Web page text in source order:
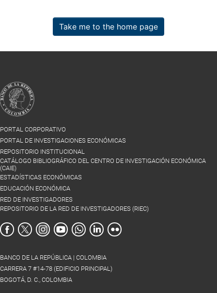
Take me to the home page
PORTAL CORPORATIVO
PORTAL DE INVESTIGACIONES ECONÓMICAS
REPOSITORIO INSTITUCIONAL
CATÁLOGO BIBLIOGRÁFICO DEL CENTRO DE INVESTIGACIÓN ECONÓMICA
(CAIE)
ESTADÍSTICAS ECONÓMICAS
EDUCACIÓN ECONÓMICA
RED DE INVESTIGADORES
REPOSITORIO DE LA RED DE INVESTIGADORES (RIEC)
BANCO DE LA REPÚBLICA | COLOMBIA
CARRERA 7 #14-78 (EDIFICIO PRINCIPAL)
BOGOTÁ, D. C., COLOMBIA